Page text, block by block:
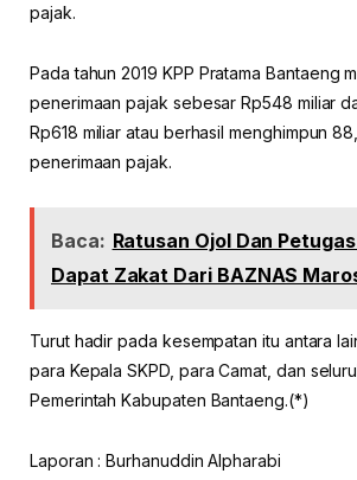
pajak.
Pada tahun 2019 KPP Pratama Bantaeng
penerimaan pajak sebesar Rp548 miliar
Rp618 miliar atau berhasil menghimpun
penerimaan pajak.
Baca: Ratusan Ojol Dan
Dapat Zakat Dari BAZNAS
Turut hadir pada kesempatan itu antara
para Kepala SKPD, para Camat, dan
Pemerintah Kabupaten Bantaeng.(*)
Laporan : Burhanuddin Alpharabi